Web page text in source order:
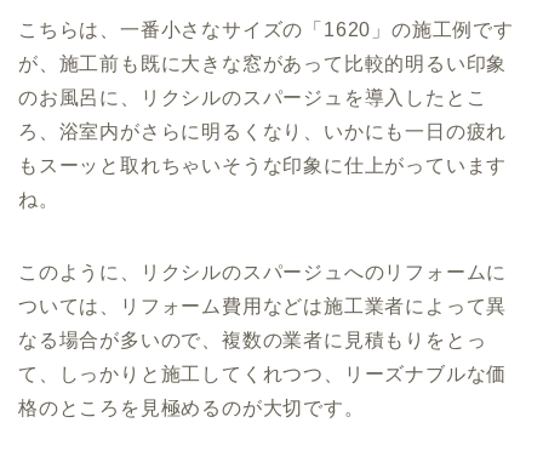
こちらは、一番小さなサイズの「1620」の施工例です
が、施工前も既に大きな窓があって比較的明るい印象
のお風呂に、リクシルのスパージュを導入したとこ
ろ、浴室内がさらに明るくなり、いかにも一日の疲れ
もスーッと取れちゃいそうな印象に仕上がっています
ね。
このように、リクシルのスパージュへのリフォームに
ついては、リフォーム費用などは施工業者によって異
なる場合が多いので、複数の業者に見積もりをとっ
て、しっかりと施工してくれつつ、リーズナブルな価
格のところを見極めるのが大切です。